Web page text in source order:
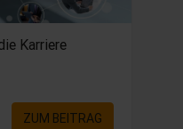
Karriere
ZUM BEITRAG